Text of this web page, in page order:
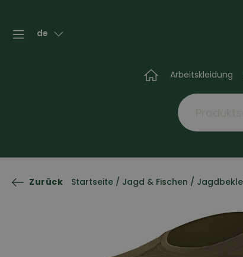
de
Arbeitskleidung
Zurück Startseite / Jagd & Fischen /